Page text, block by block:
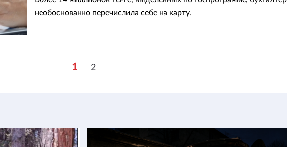
необоснованно перечислила себе на карту.
1 2